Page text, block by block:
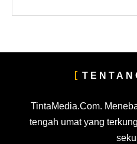
TintaMedia.Com.
tengah umat yang